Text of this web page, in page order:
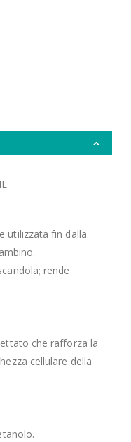
utilizzata fin dalla
rende
che rafforza la
cellulare della